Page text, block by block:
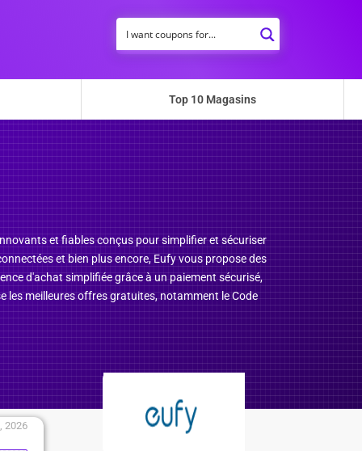
Top 10 Magasins
et fiables conçus pour simplifier et sécuriser
et bien plus encore, Eufy vous propose des
d'achat simplifiée grâce à un paiement sécurisé,
meilleures offres gratuites, notamment le Code
2026